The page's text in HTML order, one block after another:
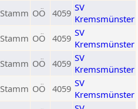
Stamm OÖ 4059 SV
Kremsmünster
Stamm OÖ 4059 SV
Kremsmünster
Stamm OÖ 4059 SV
Kremsmünster
Stamm OÖ 4059 SV
Kremsmünster